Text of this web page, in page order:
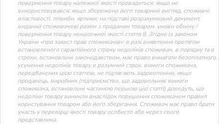
повернення товару належної якості провадиться: якщо не
використовувався; якщо збережено його товарний вигляд, споживчі
властивості, пломби, ярлики; на підставі розрахунковий документ,
виданий споживачеві разом з проданим товаром. умови обміну /
повернення товару неналежної якості стаття 8. Згідно із законом
України «про захист прав споживачів»: в разі виявлення протягом
встановленого гарантійного строку недоліків споживач, в порядку та в
строки, встановлені законодавством, має право вимагати безоплатного
усунення недоліків товару в розумний строк. вимоги споживача,
передбачених цією статтею, не підлягають задоволенню, якщо
продавець, виробник (підприємство, що задовольняє вимоги
споживача, встановлені частиною першою цієї статті) доведуть, що
недоліки товару виникли внаслідок порушення споживачем правил
користування товаром або його зберігання. Споживач має право брати
участь у перевірці якості товару особисто або через свого
представника.